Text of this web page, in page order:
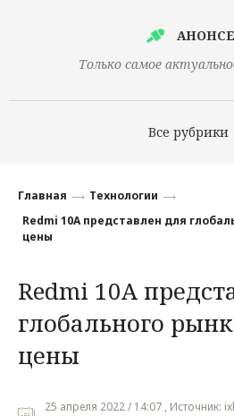
Только самое
Все рубрики
Финансы
Наука
Культура
Общество
Главная
Технологии
Redmi 10A представлен для
цены
Redmi 10A
глобального
цены
25 апреля 2022 / 14:07 , Источник: